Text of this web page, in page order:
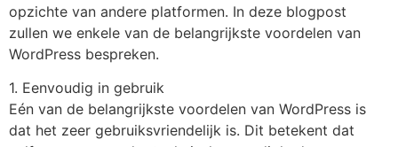
opzichte van andere platformen. In deze blogpost
zullen we enkele van de belangrijkste voordelen van
WordPress bespreken.
1. Eenvoudig in gebruik
Eén van de belangrijkste voordelen van WordPress is
dat het zeer gebruiksvriendelijk is. Dit betekent dat